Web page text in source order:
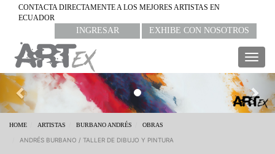
CONTACTA DIRECTAMENTE A LOS MEJORES ARTISTAS EN
ECUADOR
INGRESAR EXHIBE CON NOSOTROS
Previous
HOME ARTISTAS BURBANO ANDRÉS OBRAS
ANDRÉS BURBANO / TALLER DE DIBUJO Y PINTURA